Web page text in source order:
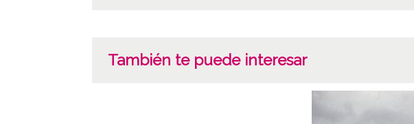
También te puede interesar